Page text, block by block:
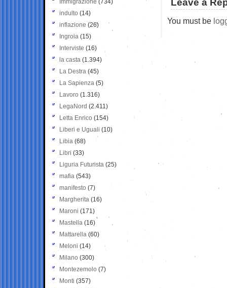
Leave a
You must be
Immigrazione (734)
indulto (14)
inflazione (26)
Ingroia (15)
Interviste (16)
la casta (1.394)
La Destra (45)
La Sapienza (5)
Lavoro (1.316)
LegaNord (2.411)
Letta Enrico (154)
Liberi e Uguali (10)
Libia (68)
Libri (33)
Liguria Futurista (25)
mafia (543)
manifesto (7)
Margherita (16)
Maroni (171)
Mastella (16)
Mattarella (60)
Meloni (14)
Milano (300)
Montezemolo (7)
Monti (357)